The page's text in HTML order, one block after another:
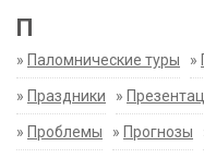
П
» Паломнические туры »
» Праздники »
» Проблемы » Прогнозы